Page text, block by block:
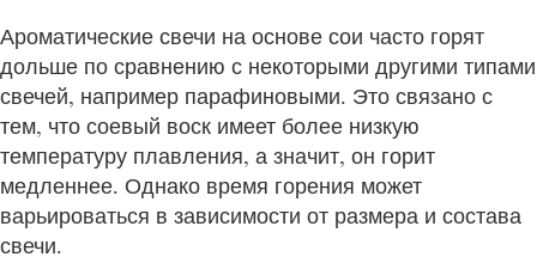
Ароматические свечи на основе сои часто горят
дольше по сравнению с некоторыми другими типами
свечей, например парафиновыми. Это связано с
тем, что соевый воск имеет более низкую
температуру плавления, а значит, он горит
медленнее. Однако время горения может
варьироваться в зависимости от размера и состава
свечи.